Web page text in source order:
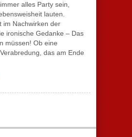
alles Party sein,
lauten.
im Nachwirken der
ironische Gedanke – Das
müssen! Ob eine
das am Ende